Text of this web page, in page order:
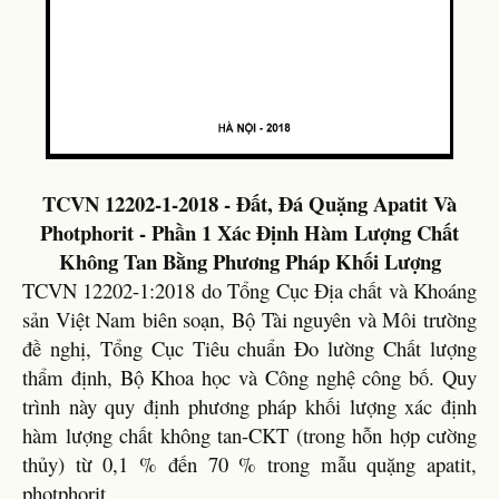
TCVN 12202-1-2018 - Đất, Đá Quặng Apatit Và
Photphorit - Phần 1 Xác Định Hàm Lượng Chất
Không Tan Bằng Phương Pháp Khối Lượng
TCVN 12202-1:2018 do Tổng Cục Địa chất và Khoáng
sản Việt Nam biên soạn, Bộ Tài nguyên và Môi trường
đề nghị, Tổng Cục Tiêu chuẩn Đo lường Chất lượng
thẩm định, Bộ Khoa học và Công nghệ công bố. Quy
trình này quy định phương pháp khối lượng xác định
hàm lượng chất không tan-CKT (trong hỗn hợp cường
thủy) từ 0,1 % đến 70 % trong mẫu quặng apatit,
photphorit.